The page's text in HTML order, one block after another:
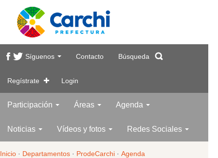
Síguenos Contacto Búsqueda
Regístrate Login
Participación Áreas Agenda
Noticias Vídeos y fotos Redes Sociales
Inicio · Departamentos · ProdeCarchi · Agenda